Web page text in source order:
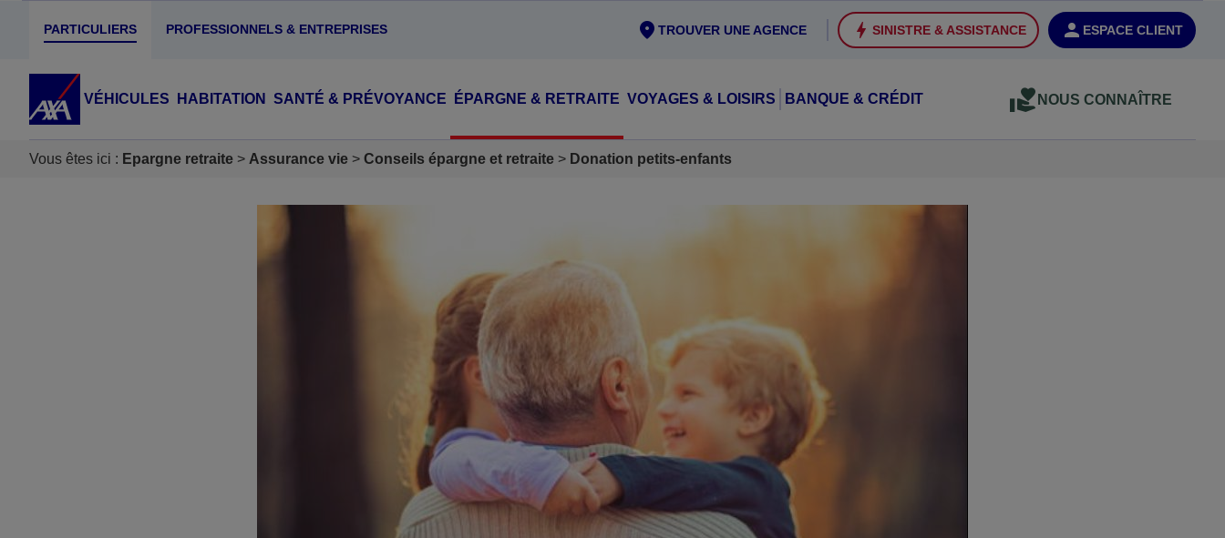
PARTICULIERS PROFESSIONNELS & ENTREPRISES ESPACE CLIENT
SINISTRE & ASSISTANCE
TROUVER UNE AGENCE
VÉHICULES HABITATION SANTÉ & PRÉVOYANCE ÉPARGNE & RETRAITE VOYAGES & LOISIRS BANQUE & CRÉDIT NOUS CONNAÎTRE
Vous êtes ici : Epargne retraite Assurance vie Conseils épargne et retraite Donation petits-enfants